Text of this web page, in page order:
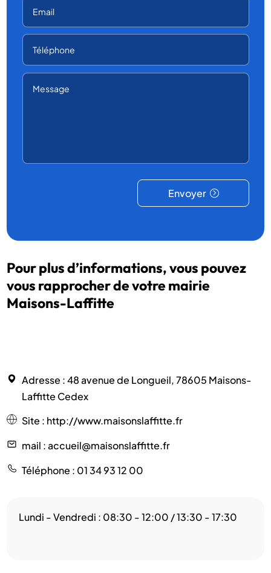
Envoyer
Pour plus d’informations, vous pouvez
vous rapprocher de votre mairie
Maisons-Laffitte
Adresse : 48 avenue de Longueil, 78605 Maisons-
Laffitte Cedex
Site : http://www.maisonslaffitte.fr
mail : accueil@maisonslaffitte.fr
Téléphone : 01 34 93 12 00
Lundi - Vendredi : 08:30 - 12:00 / 13:30 - 17:30